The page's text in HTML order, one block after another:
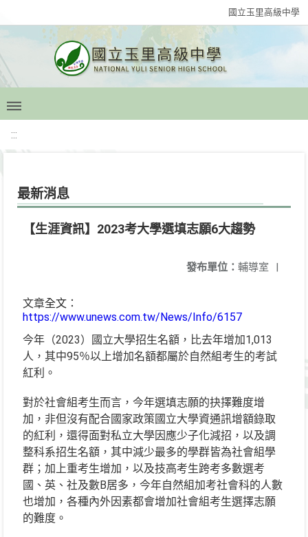
國立玉里高級中學
:::
最新消息
【生涯資訊】2023考大學選填志願6大趨勢
發布單位： 輔導室 |
文章全文 ：
https://www.unews.com.tw/News/Info/6157
今年（2023）國立大學招生名額，比去年增加1,013
人，其中95％以上增加名額都屬於自然組考生的考試
紅利。
對於社會組考生而言，今年選填志願的抉擇難度增
加，非但沒有配合國家政策國立大學資通訊增額錄取
的紅利，還得面對私立大學因應少子化減招，以及調
整科系招生名額，其中減少最多的學群皆為社會組學
群；加上重考生增加，以及技高考生跨考多數選考
國、英、社及數B居多，今年自然組加考社會科的人數
也增加，各種內外因素都會增加社會組考生選擇志願
的難度。